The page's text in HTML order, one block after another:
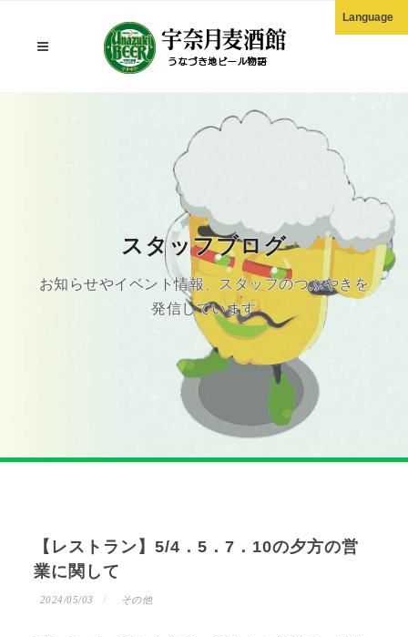
Language
スタッフブログ
お知らせやイベント情報、スタッフのつぶやきを
発信しています
【レストラン】5/4．5．7．10の夕方の営
業に関して
2024/05/03 その他